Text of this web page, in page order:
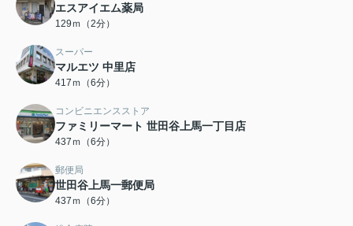
エスアイエム薬局
129ｍ（2分）
スーパー
マルエツ 中里店
417ｍ（6分）
コンビニエンスストア
ファミリーマート 世田谷上馬一丁目店
437ｍ（6分）
郵便局
世田谷上馬一郵便局
437ｍ（6分）